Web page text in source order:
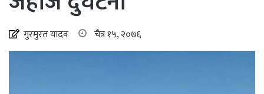
गुरमुरत यादव चैत्र १५, २०७६